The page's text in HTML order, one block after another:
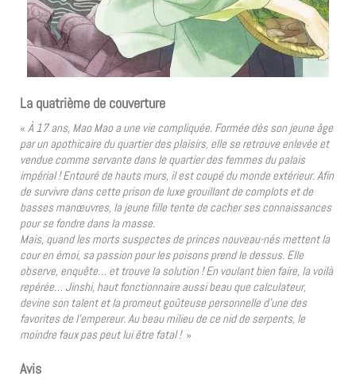
La quatrième de couverture
« À 17 ans, Mao Mao a une vie compliquée. Formée dès son jeune âge
par un apothicaire du quartier des plaisirs, elle se retrouve enlevée et
vendue comme servante dans le quartier des femmes du palais
impérial ! Entouré de hauts murs, il est coupé du monde extérieur. Afin
de survivre dans cette prison de luxe grouillant de complots et de
basses manœuvres, la jeune fille tente de cacher ses connaissances
pour se fondre dans la masse.
Mais, quand les morts suspectes de princes nouveau-nés mettent la
cour en émoi, sa passion pour les poisons prend le dessus. Elle
observe, enquête… et trouve la solution ! En voulant bien faire, la voilà
repérée… Jinshi, haut fonctionnaire aussi beau que calculateur,
devine son talent et la promeut goûteuse personnelle d’une des
favorites de l’empereur. Au beau milieu de ce nid de serpents, le
moindre faux pas peut lui être fatal !»
Avis